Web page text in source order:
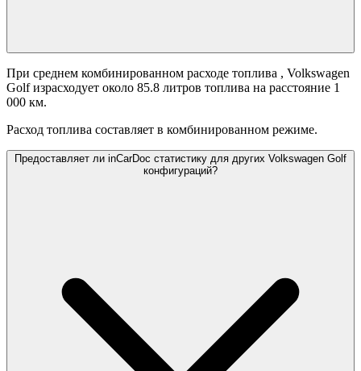
При среднем комбинированном расходе топлива , Volkswagen
Golf израсходует около 85.8 литров топлива на расстояние 1
000 км.
Расход топлива составляет в комбинированном режиме.
Предоставляет ли inCarDoc статистику для других Volkswagen Golf
конфигураций?